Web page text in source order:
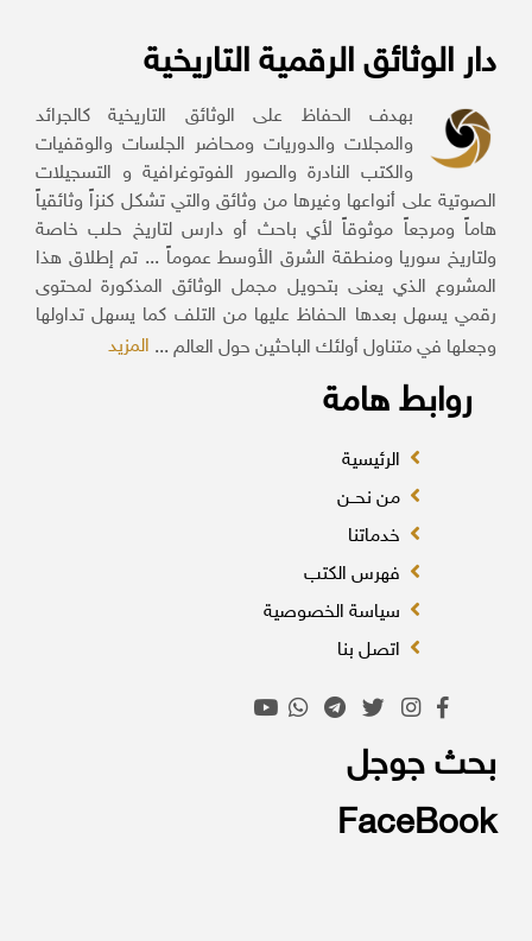
دار الوثائق الرقمية التاريخية
بهدف الحفاظ على الوثائق التاريخية كالجرائد
والمجلات والدوريات ومحاضر الجلسات والوقفيات
والكتب النادرة والصور الفوتوغرافية و التسجيلات
الصوتية على أنواعها وغيرها من وثائق والتي تشكل كنزاً وثائقياً
هاماً ومرجعاً موثوقاً لأي باحث أو دارس لتاريخ حلب خاصة
ولتاريخ سوريا ومنطقة الشرق الأوسط عموماً ... تم إطلاق هذا
المشروع الذي يعنى بتحويل مجمل الوثائق المذكورة لمحتوى
رقمي يسهل بعدها الحفاظ عليها من التلف كما يسهل تداولها
وجعلها في متناول أولئك الباحثين حول العالم ...المزيد
روابط هامة
الرئيسية
من نحــن
خدماتنا
فهرس الكتب
سياسة الخصوصية
اتصل بنا
بحث جوجل
FaceBook